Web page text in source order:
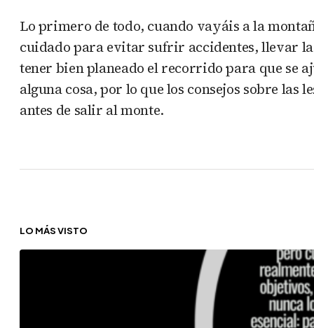
Lo primero de todo, cuando vayáis a la
cuidado para evitar sufrir accidentes, llevar
tener bien planeado el recorrido para que se
alguna cosa, por lo que los consejos sobre las
antes de salir al monte.
LO MÁS VISTO